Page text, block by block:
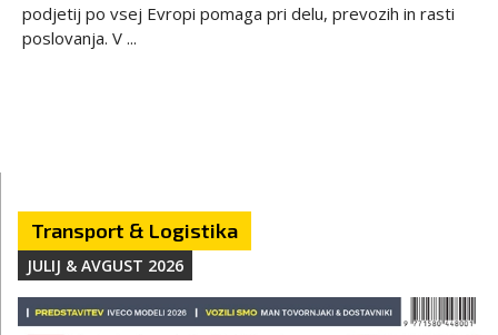
podjetij po vsej Evropi pomaga pri delu, prevozih in rasti
poslovanja. V ...
Transport & Logistika
JULIJ & AVGUST 2026